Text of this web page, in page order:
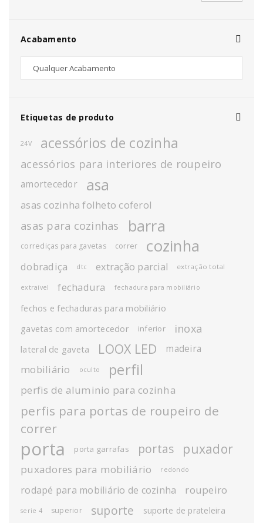
Acabamento
Etiquetas de produto
24V acessórios de cozinha
acessórios para interiores de roupeiro
amortecedor asa
asas cozinha folheto coferol
asas para cozinhas barra
corrediças para gavetas correr cozinha
dobradiça dtc extração parcial extração total
extraível fechadura fechadura para mobiliário
fechos e fechaduras para mobiliário
gavetas com amortecedor
inferior inoxa
lateral de gaveta LOOX LED madeira
mobiliário oculto perfil
perfis de aluminio para cozinha
perfis para portas de roupeiro de
correr
porta porta garrafas portas puxador
puxadores para mobiliário redondo
rodapé para mobiliário de cozinha roupeiro
serie 4 superior suporte suporte de prateleira